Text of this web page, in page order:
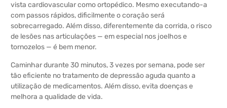
vista cardiovascular como ortopédico. Mesmo executando-a
com passos rápidos, dificilmente o coração será
sobrecarregado. Além disso, diferentemente da corrida, o risco
de lesões nas articulações — em especial nos joelhos e
tornozelos — é bem menor.
Caminhar durante 30 minutos, 3 vezes por semana, pode ser
tão eficiente no tratamento de depressão aguda quanto a
utilização de medicamentos. Além disso, evita doenças e
melhora a qualidade de vida.